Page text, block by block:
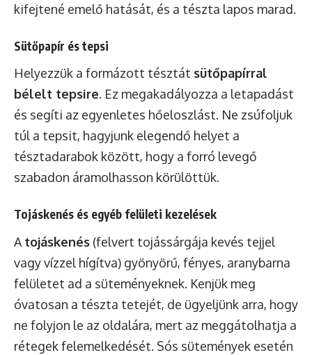
kifejtené emelő hatását, és a tészta lapos marad.
Sütőpapír és tepsi
Helyezzük a formázott tésztát sütőpapírral
bélelt tepsire. Ez megakadályozza a letapadást
és segíti az egyenletes hőeloszlást. Ne zsúfoljuk
túl a tepsit, hagyjunk elegendő helyet a
tésztadarabok között, hogy a forró levegő
szabadon áramolhasson körülöttük.
Tojáskenés és egyéb felületi kezelések
A tojáskenés (felvert tojássárgája kevés tejjel
vagy vízzel hígítva) gyönyörű, fényes, aranybarna
felületet ad a süteményeknek. Kenjük meg
óvatosan a tészta tetejét, de ügyeljünk arra, hogy
ne folyjon le az oldalára, mert az meggátolhatja a
rétegek felemelkedését. Sós sütemények esetén